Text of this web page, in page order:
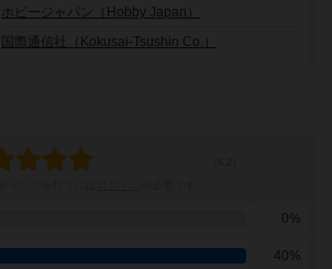
ホビージャパン（Hobby Japan）
国際通信社（Kokusai-Tsushin Co.）
0%
40%